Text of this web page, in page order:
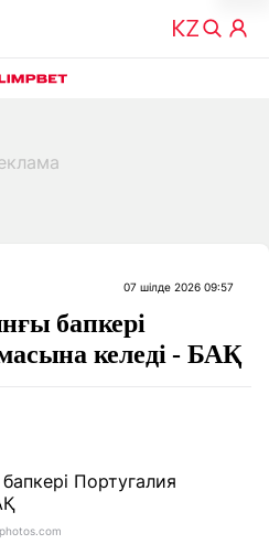
07 шілде 2026 09:57
бапкері
келеді - БАҚ